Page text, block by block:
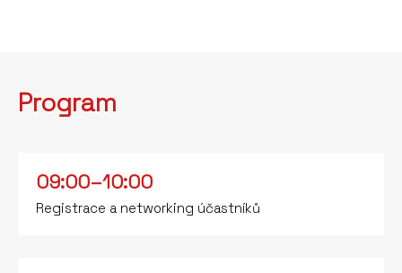
Program
09:00–10:00
Registrace a networking účastníků